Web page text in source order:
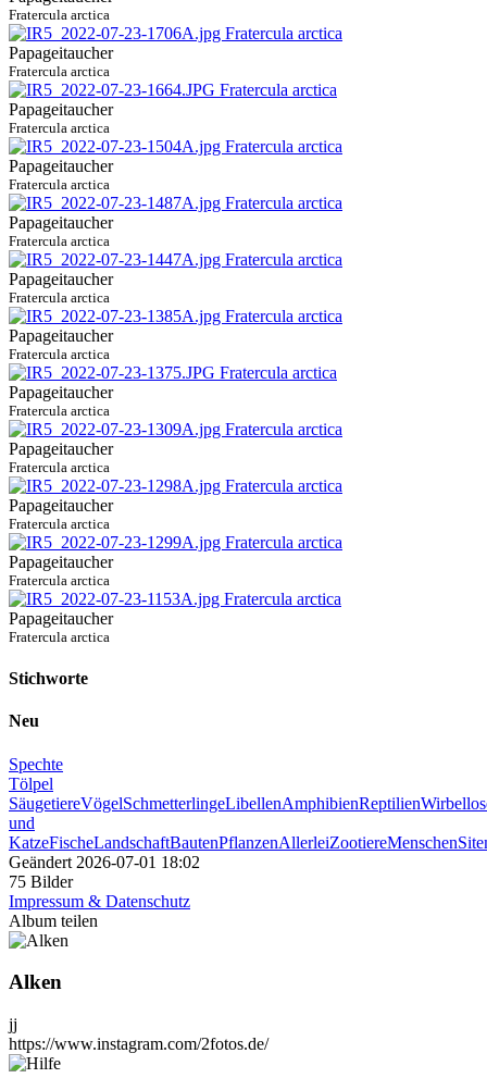
Fratercula arctica
Papageitaucher
Fratercula arctica
Papageitaucher
Fratercula arctica
Papageitaucher
Fratercula arctica
Papageitaucher
Fratercula arctica
Papageitaucher
Fratercula arctica
Papageitaucher
Fratercula arctica
Papageitaucher
Fratercula arctica
Papageitaucher
Fratercula arctica
Papageitaucher
Fratercula arctica
Papageitaucher
Fratercula arctica
Papageitaucher
Fratercula arctica
Stichworte
Neu
Spechte
Tölpel
SäugetiereVögelSchmetterlingeLibellenAmphibienReptilien
und
KatzeFischeLandschaftBautenPflanzenAllerleiZootiereMenschen
Geändert 2026-07-01 18:02
75 Bilder
Impressum & Datenschutz
Album teilen
Alken
jj
https://www.instagram.com/2fotos.de/